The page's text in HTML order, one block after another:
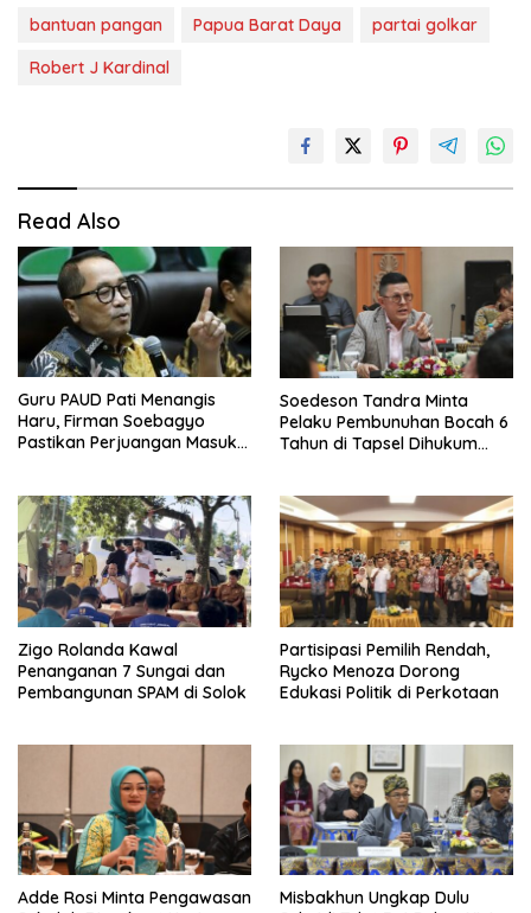
bantuan pangan Papua Barat Daya
partai golkar
Robert J Kardinal
Read Also
Guru PAUD Pati Menangis
Haru, Firman Soebagyo
Pastikan Perjuangan Masuk
Soedeson Tandra Minta
Pelaku Pembunuhan Bocah 6
Tahun di Tapsel Dihukum
Zigo Rolanda Kawal
Penanganan 7 Sungai dan
Pembangunan SPAM di Solok
Partisipasi Pemilih Rendah,
Rycko Menoza Dorong
Edukasi Politik di Perkotaan
Adde Rosi Minta Pengawasan
Misbakhun Ungkap Dulu